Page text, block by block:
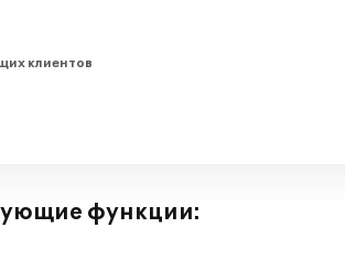
клиентов
функции: